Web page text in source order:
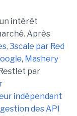
intérêt
Après
, 3scale par Red
, Mashery
par
indépendant
des API